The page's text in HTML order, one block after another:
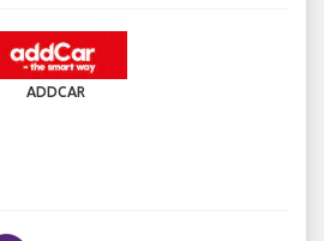
ADDCAR